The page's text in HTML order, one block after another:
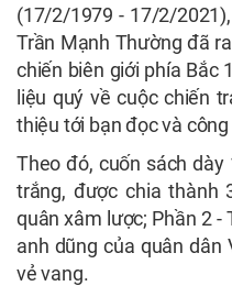
(17/2/1979 - 17/2/
Trần Mạnh Thường đã
chiến biên giới phía Bắc
liệu quý về cuộc chiến
thiệu tới bạn đọc và
Theo đó, cuốn sách
trắng, được chia thành
quân xâm lược; Phần 2
anh dũng của quân dân
vẻ vang.